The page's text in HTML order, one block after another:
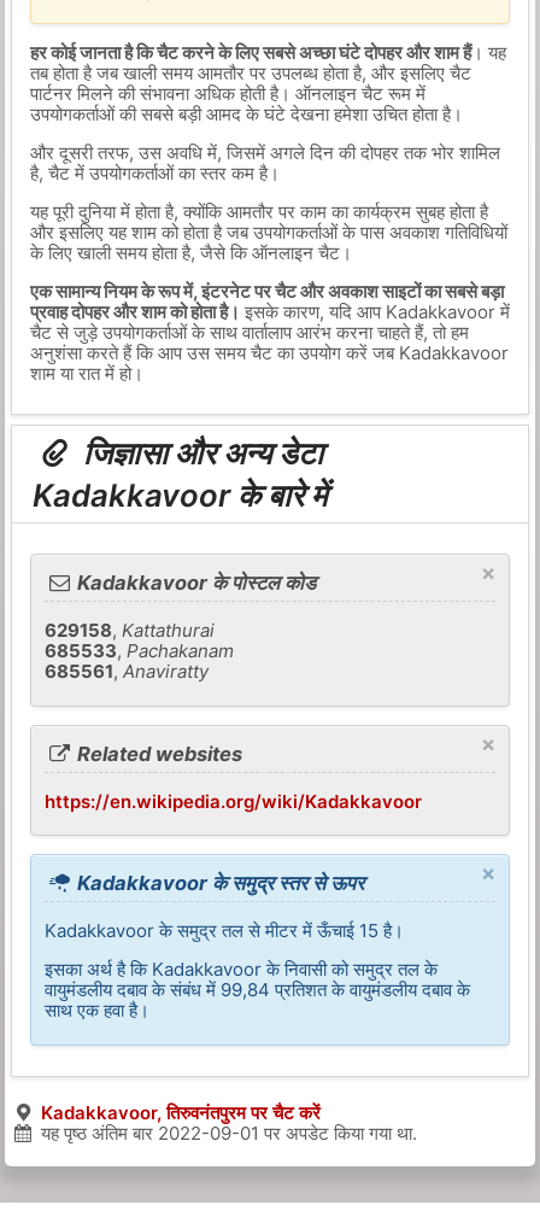
हर कोई जानता है कि चैट करने के लिए सबसे अच्छा घंटे दोपहर और शाम हैं। यह
तब होता है जब खाली समय आमतौर पर उपलब्ध होता है, और इसलिए चैट
पार्टनर मिलने की संभावना अधिक होती है। ऑनलाइन चैट रूम में
उपयोगकर्ताओं की सबसे बड़ी आमद के घंटे देखना हमेशा उचित होता है।
और दूसरी तरफ, उस अवधि में, जिसमें अगले दिन की दोपहर तक भोर शामिल
है, चैट में उपयोगकर्ताओं का स्तर कम है।
यह पूरी दुनिया में होता है, क्योंकि आमतौर पर काम का कार्यक्रम सुबह होता है
और इसलिए यह शाम को होता है जब उपयोगकर्ताओं के पास अवकाश गतिविधियों
के लिए खाली समय होता है, जैसे कि ऑनलाइन चैट।
एक सामान्य नियम के रूप में, इंटरनेट पर चैट और अवकाश साइटों का सबसे बड़ा
प्रवाह दोपहर और शाम को होता है। इसके कारण, यदि आप Kadakkavoor में
चैट से जुड़े उपयोगकर्ताओं के साथ वार्तालाप आरंभ करना चाहते हैं, तो हम
अनुशंसा करते हैं कि आप उस समय चैट का उपयोग करें जब Kadakkavoor
शाम या रात में हो।
जिज्ञासा और अन्य डेटा
Kadakkavoor के बारे में
×
Kadakkavoor के पोस्टल कोड
629158,Kattathurai
685533,Pachakanam
685561,Anaviratty
×
Related websites
https://en.wikipedia.org/wiki/Kadakkavoor
×
Kadakkavoor के समुद्र स्तर से ऊपर
Kadakkavoor के समुद्र तल से मीटर में ऊँचाई 15 है।
इसका अर्थ है कि Kadakkavoor के निवासी को समुद्र तल के
वायुमंडलीय दबाव के संबंध में 99,84 प्रतिशत के वायुमंडलीय दबाव के
साथ एक हवा है।
Kadakkavoor, तिरुवनंतपुरम पर चैट करें
यह पृष्ठ अंतिम बार 2022-09-01 पर अपडेट किया गया था.